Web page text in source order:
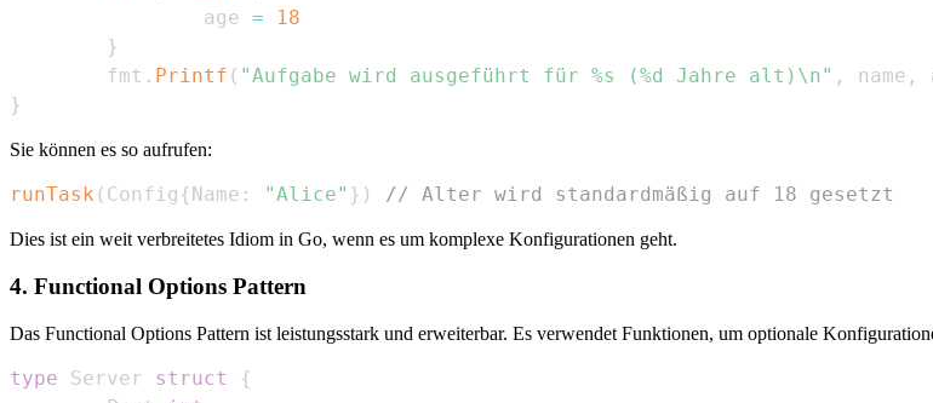
                age
=
18
}
        fmt
. Printf ( "Aufgabe wird ausgeführt für %s (%d Jahre alt)\n" , name ,
}
Sie können es so aufrufen:
runTask ( Config { Name : "Alice" } ) // Alter wird standardmäßig auf 18 gesetzt
Dies ist ein weit verbreitetes Idiom in Go, wenn es um komplexe Konfigurationen geht.
4. Functional Options Pattern
Das Functional Options Pattern ist leistungsstark und erweiterbar. Es verwendet Funktionen, um optionale
type Server struct
{